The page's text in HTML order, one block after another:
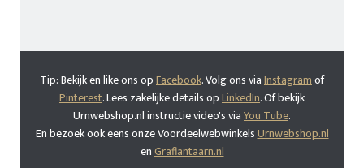
Tip: Bekijk en like ons opFacebook. Volg ons viaInstagramof
Pinterest. Lees zakelijke details opLinkedIn. Of bekijk
Urnwebshop.nl instructie video's viaYou Tube.
En bezoek ook eens onze VoordeelwebwinkelsUrnwebshop.nl
enGraflantaarn.nl